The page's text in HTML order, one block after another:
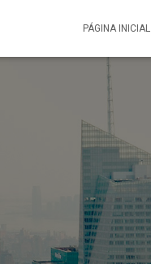
PÁGINA INICIAL